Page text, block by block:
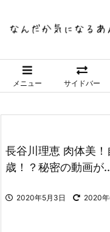
メニュー サイドバー
長谷川理恵 肉体美
歳！？秘密の動画が..
2020年5月3日 2020